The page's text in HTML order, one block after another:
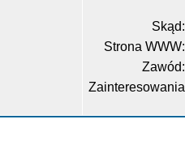
Skąd:
Strona WWW:
Zawód: